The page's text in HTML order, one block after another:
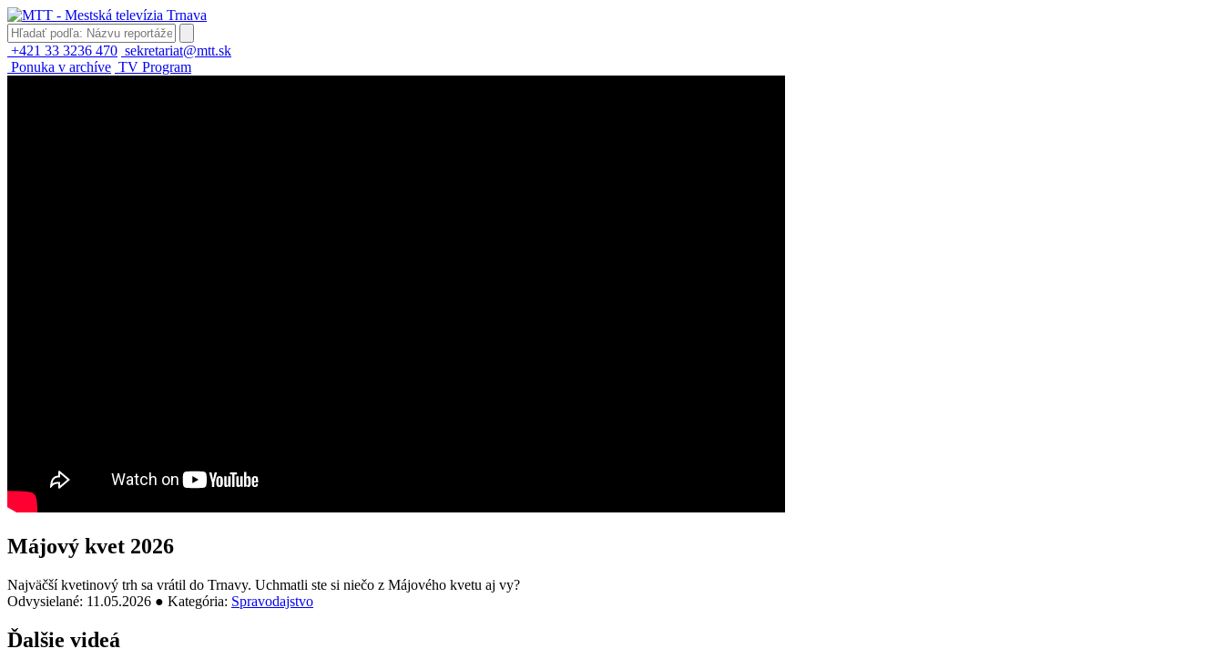
+421 33 3236 470 sekretariat@mtt.sk
Ponuka v archíve TV Program
Májový kvet 2026
Najväčší kvetinový trh sa vrátil do Trnavy. Uchmatli ste si niečo z Májového kvetu aj vy?
Odvysielané: 11.05.2026 ● Kategória: Spravodajstvo
Ďalšie videá